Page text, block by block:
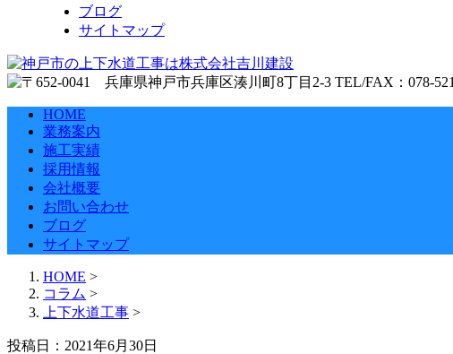
ブログ
サイトマップ
HOME
業務案内
施工実績
採用情報
会社概要
お問い合わせ
ブログ
サイトマップ
HOME >
コラム >
上下水道工事 >
投稿日：2021年6月30日